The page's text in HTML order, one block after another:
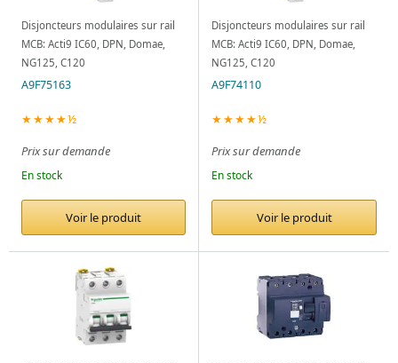
Disjoncteurs modulaires sur rail
MCB: Acti9 IC60, DPN, Domae,
NG125, C120
A9F75163
★★★★½
Prix sur demande
En stock
Voir le produit
Disjoncteurs modulaires sur rail
MCB: Acti9 IC60, DPN, Domae,
NG125, C120
A9F74110
★★★★½
Prix sur demande
En stock
Voir le produit